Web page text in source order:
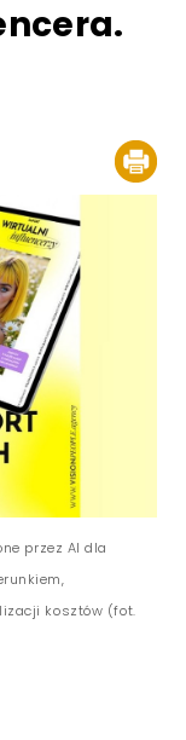
przez AI dla
kosztów (fot.